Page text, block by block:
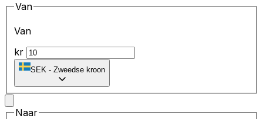
Van
Van
kr
SEK - Zweedse kroon
Naar